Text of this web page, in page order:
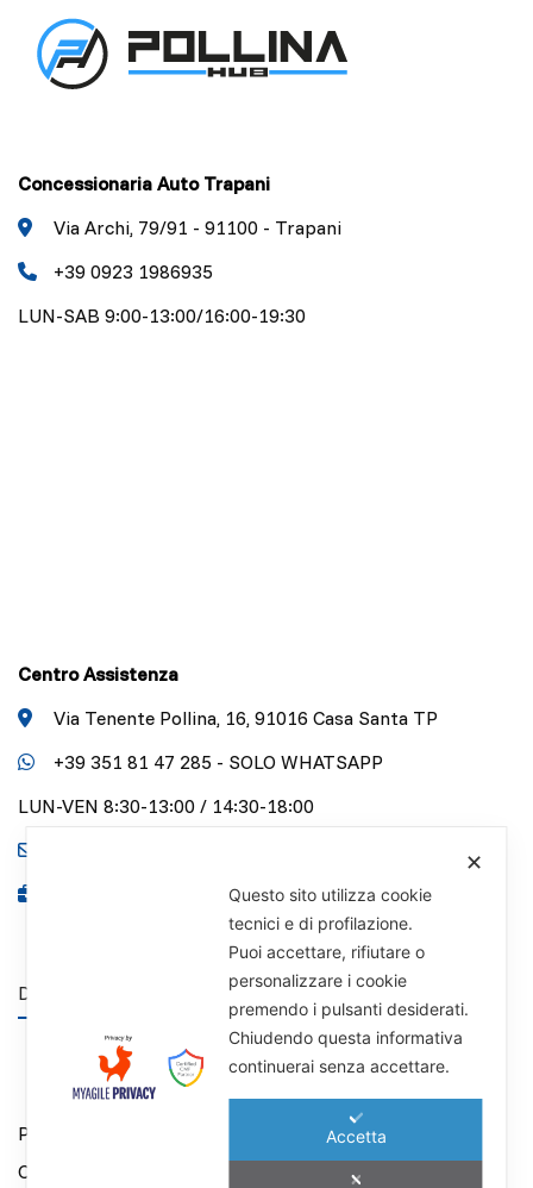
Concessionaria Auto Trapani
Via Archi, 79/91 - 91100 - Trapani
+39 0923 1986935
LUN-SAB 9:00-13:00/16:00-19:30
Centro Assistenza
Via Tenente Pollina, 16, 91016 Casa Santa TP
+39 351 81 47 285 - SOLO WHATSAPP
LUN-VEN 8:30-13:00 / 14:30-18:00
DISCLAIMER
Privacy Policy
Cookie Policy
✕
Questo sito utilizza cookie
tecnici e di profilazione.
Puoi accettare, rifiutare o
personalizzare i cookie
premendo i pulsanti desiderati.
Chiudendo questa informativa
continuerai senza accettare.
Accetta